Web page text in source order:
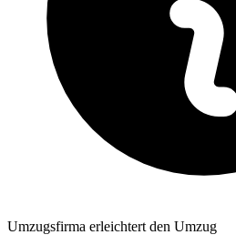
Umzugsfirma erleichtert den Umzug